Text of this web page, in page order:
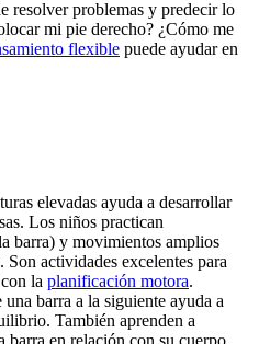
resolver problemas y predecir lo
mi pie derecho? ¿Cómo me
flexible puede ayudar en
elevadas ayuda a desarrollar
Los niños practican
barra) y movimientos amplios
Son actividades excelentes para
la planificación motora.
barra a la siguiente ayuda a
También aprenden a